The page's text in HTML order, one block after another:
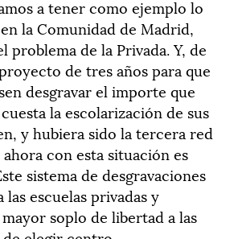
a tener como ejemplo lo
la Comunidad de Madrid,
problema de la Privada. Y, de
de tres años para que
desgravar el importe que
la escolarización de sus
y hubiera sido la tercera red
con esta situación es
sistema de desgravaciones
las escuelas privadas y
soplo de libertad a las